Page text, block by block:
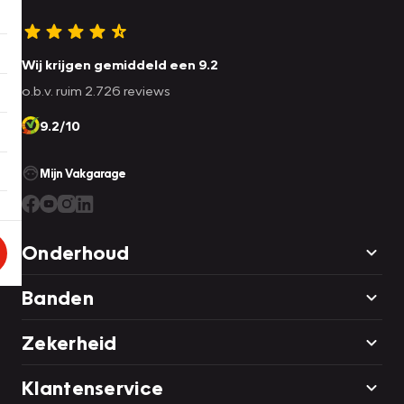
Wij krijgen gemiddeld een 9.2
o.b.v. ruim 2.726 reviews
9.2/10
Mijn Vakgarage
Onderhoud
Banden
Zekerheid
Klantenservice